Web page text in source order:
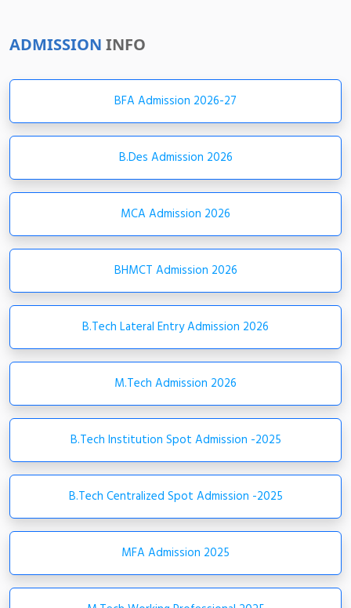
M .Tech Admission 2026-27 - ഒന്നാംഘട്ടവും രണ്ടാംഘട്ടവും
അലോട്ട്മെന്റിലൂടെ പ്രേവേശനം ലഭിച്ച വിദ്യാർത്ഥികളുടെ
27.07.2026
27.07.2026
Last Rank Details of Second Phase Allotment - M.Tech
27.07.2026
Second phase allotment of MCAP 2026-27.
23.07.2026
Vaccancies After First Phase Allotment - M.Tech 2026
23.07.2026
Seat Matrix - First Allotment onwards - M.Tech 2026
23.07.2026
Last Rank Details Of First Phase Allotment - M.Tech 2026
First Phase Allotment - M.Tech 2026
M.Tech Admission 2026-27 - Draft Allotment
ADMISSION INFO
BFA Admission 2026-27
B.Des Admission 2026
MCA Admission 2026
BHMCT Admission 2026
B.Tech Lateral Entry Admission 2026
M.Tech Admission 2026
B.Tech Institution Spot Admission -2025
B.Tech Centralized Spot Admission -2025
MFA Admission 2025